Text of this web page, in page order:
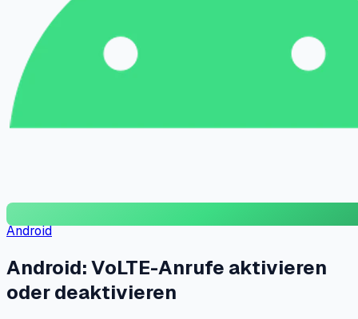
Android
Android: VoLTE-Anrufe aktivieren
oder deaktivieren